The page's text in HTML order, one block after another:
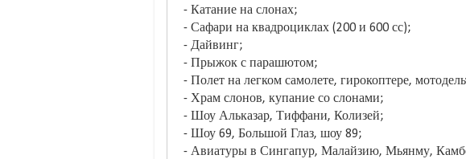
- Катание на слонах;
- Сафари на квадроциклах (200 и 600 сс);
- Дайвинг;
- Прыжок с парашютом;
- Полет на легком самолете, гирокоптере,
- Храм слонов, купание со слонами;
- Шоу Альказар, Тиффани, Колизей;
- Шоу 69, Большой Глаз, шоу 89;
- Авиатуры в Сингапур, Малайзию, Мьянму,